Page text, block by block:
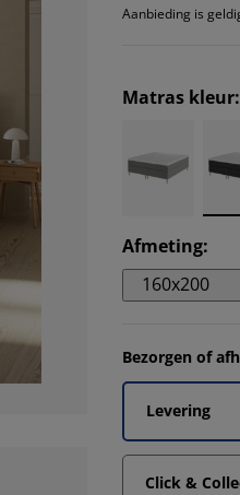
Aanbieding is
Matras kleur:
Afmeting:
160x200
Bezorgen of
Levering
Click &